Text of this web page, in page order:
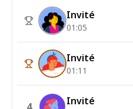
Invité
01:05
Invité
01:11
Invité